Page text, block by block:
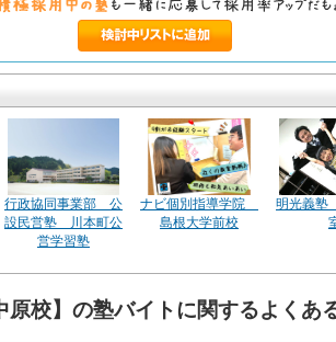
行政協同事業部 公
設民営塾 川本町公
営学習塾
ナビ個別指導学院
島根大学前校
明光義
校】の塾バイトに関するよくあ